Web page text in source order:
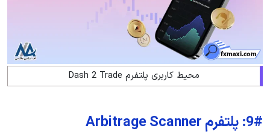
محیط کاربری پلتفرم Dash 2 Trade
9#: پلتفرم Arbitrage Scanner